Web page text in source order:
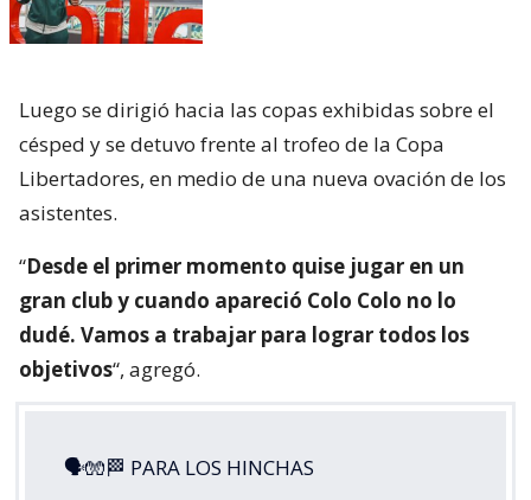
Luego se dirigió hacia las copas exhibidas sobre el
césped y se detuvo frente al trofeo de la Copa
Libertadores, en medio de una nueva ovación de los
asistentes.
“Desde el primer momento quise jugar en un
gran club y cuando apareció Colo Colo no lo
dudé. Vamos a trabajar para lograr todos los
objetivos“, agregó.
🗣🧤🏁 PARA LOS HINCHAS